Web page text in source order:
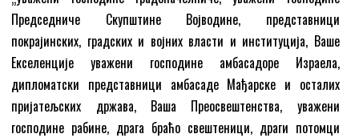
Председниче Скупштине Војводине, представници
покрајинских, градских и војних власти и институција, Ваше
Екселенције уважени господине амбасадоре Израела,
дипломатски представници амбасаде Мађарске и осталих
пријатељских држава, Ваша Преосвештенства, уважени
господине рабине, драга браћо свештеници, драги потомци